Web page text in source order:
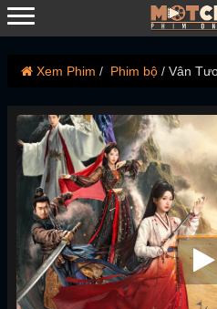
Xem Phim Phim bộ Vân